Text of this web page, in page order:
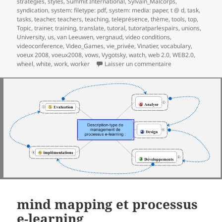
syndication,system: filetype: pdf,system: media: paper,t @ d,task,
tasks,teacher,teachers,teaching,teleprésence,thème,tools,top,
Topic,trainer,training,translate,tutoral,tutoratparlespairs, unions,
University, us,van Leeuwen,vergnaud,video conditions,
videoconference,Video_Games,vie_privée,Vinatier,vocabulary,
voeux 2008,voeux2008,vows,Vygotsky,watch,web 2.0,WEB2.0,
wheel,white,work,worker Laisser un commentaire
mind mapping et processus